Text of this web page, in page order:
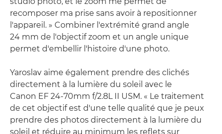
recomposer ma prise sans avoir à repositionner
l'appareil. » Combiner l'extrémité grand angle
24 mm de l'objectif zoom et un angle unique
permet d'embellir l'histoire d'une photo.
Yaroslav aime également prendre des clichés
directement à la lumière du soleil avec le
Canon EF 24-70mm f/2.8L II USM. « Le traitement
de cet objectif est d'une telle qualité que je peux
prendre des photos directement à la lumière du
soleil et réduire au minimum les reflets sur